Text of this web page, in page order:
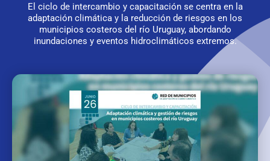
El ciclo de intercambio y capacitación se centra en la
adaptación climática y la reducción de riesgos en los
municipios costeros del río Uruguay, abordando
inundaciones y eventos hidroclimáticos extremos.